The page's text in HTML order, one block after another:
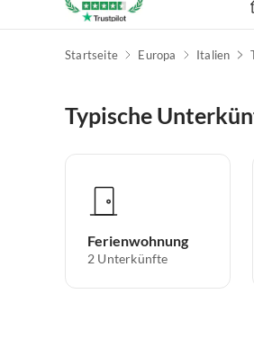
Startseite Europa Italien
Typische
Ferienwohnung
2 Unterkünfte